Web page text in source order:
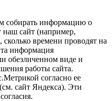
собирать информацию о
наш сайт (например,
времени проводят на
информация
обезличенном виде и
работы сайта.
согласно ее
сайт Яндекса). Эти